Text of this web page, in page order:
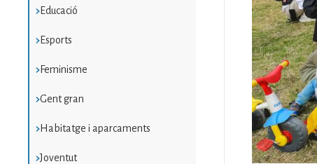
Educació
Esports
Feminisme
Gent gran
Habitatge i aparcaments
Joventut